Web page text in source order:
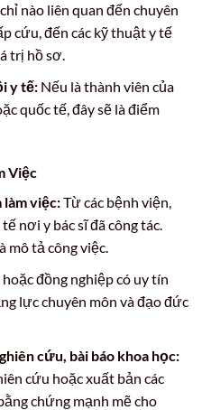
nào liên quan đến chuyên
cứu, đến các kỹ thuật y tế
trị hồ sơ.
y tế:Nếu là thành viên của
quốc tế, đây sẽ là điểm
Việc
làm việc:Từ các bệnh viện,
nơi y bác sĩ đã công tác.
mô tả công việc.
đồng nghiệp có uy tín
lực chuyên môn và đạo đức
cứu, bài báo khoa học:
cứu hoặc xuất bản các
chứng mạnh mẽ cho